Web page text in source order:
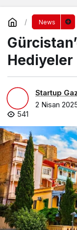
News
Hediyeler
Startup
2 Nisan
541